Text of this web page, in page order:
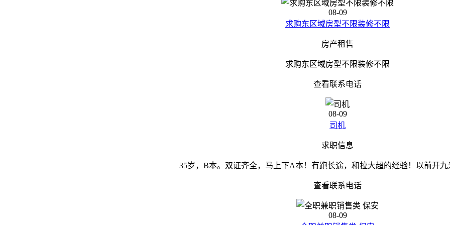
08-09
求购东区域房型不限装修不限
房产租售
求购东区域房型不限装修不限
查看联系电话
08-09
司机
求职信息
35岁，B本。双证齐全，马上下A本！有跑长途，和拉大超的经验！以前开九
查看联系电话
08-09